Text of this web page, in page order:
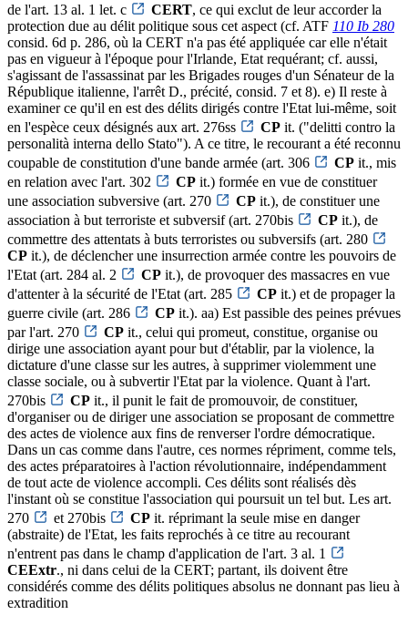
de l'art. 13 al. 1 let. c
CERT, ce qui exclut de leur accorder la
protection due au délit politique sous cet aspect (cf. ATF 110 Ib 280
consid. 6d p. 286, où la CERT n'a pas été appliquée car elle n'était
pas en vigueur à l'époque pour l'Irlande, Etat requérant; cf. aussi,
s'agissant de l'assassinat par les Brigades rouges d'un Sénateur de la
République italienne, l'arrêt D., précité, consid. 7 et 8). e) Il reste à
examiner ce qu'il en est des délits dirigés contre l'Etat lui-même, soit
en l'espèce ceux désignés aux art. 276ss
CP it. ("delitti contro la
personalità interna dello Stato"). A ce titre, le recourant a été reconnu
coupable de constitution d'une bande armée (art. 306
CP it., mis
en relation avec l'art. 302
CP it.) formée en vue de constituer
une association subversive (art. 270
CP it.), de constituer une
association à but terroriste et subversif (art. 270bis
CP it.), de
commettre des attentats à buts terroristes ou subversifs (art. 280
CP it.), de déclencher une insurrection armée contre les pouvoirs de
l'Etat (art. 284 al. 2
CP it.), de provoquer des massacres en vue
d'attenter à la sécurité de l'Etat (art. 285
CP it.) et de propager la
guerre civile (art. 286
CP it.). aa) Est passible des peines prévues
par l'art. 270
CP it., celui qui promeut, constitue, organise ou
dirige une association ayant pour but d'établir, par la violence, la
dictature d'une classe sur les autres, à supprimer violemment une
classe sociale, ou à subvertir l'Etat par la violence. Quant à l'art.
270bis
CP it., il punit le fait de promouvoir, de constituer,
d'organiser ou de diriger une association se proposant de commettre
des actes de violence aux fins de renverser l'ordre démocratique.
Dans un cas comme dans l'autre, ces normes répriment, comme tels,
des actes préparatoires à l'action révolutionnaire, indépendamment
de tout acte de violence accompli. Ces délits sont réalisés dès
l'instant où se constitue l'association qui poursuit un tel but. Les art.
270
et 270bis CP it. réprimant la seule mise en danger
(abstraite) de l'Etat, les faits reprochés à ce titre au recourant
n'entrent pas dans le champ d'application de l'art. 3 al. 1
CEExtr., ni dans celui de la CERT; partant, ils doivent être
considérés comme des délits politiques absolus ne donnant pas lieu à
extradition